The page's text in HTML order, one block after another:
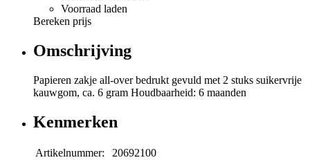
Voorraad laden
Bereken prijs
Omschrijving
Papieren zakje all-over bedrukt gevuld met 2 stuks suikervrije
kauwgom, ca. 6 gram Houdbaarheid: 6 maanden
Kenmerken
Artikelnummer:
20692100